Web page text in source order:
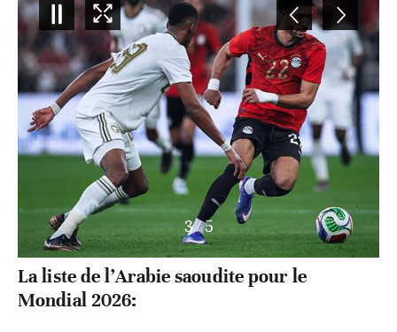
3/5
La liste de l’Arabie saoudite pour le
Mondial 2026: